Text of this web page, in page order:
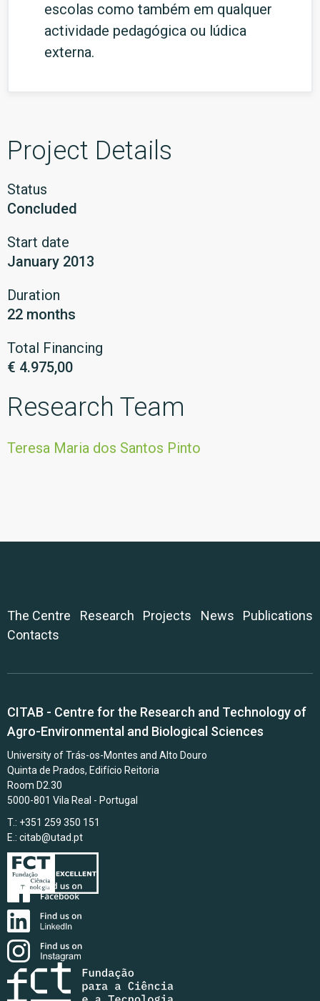
escolas como também em qualquer
actividade pedagógica ou lúdica
externa.
Project Details
Status
Concluded
Start date
January 2013
Duration
22 months
Total Financing
€ 4.975,00
Research Team
Teresa Maria dos Santos Pinto
The Centre Research Projects News
Publications
Contacts
CITAB - Centre for the Research and Technology of
Agro-Environmental and Biological Sciences
University of Trás-os-Montes and Alto Douro
Quinta de Prados, Edifício Reitoria
Room D2.30
5000-801 Vila Real - Portugal
T.: +351 259 350 151
E.: citab@utad.pt